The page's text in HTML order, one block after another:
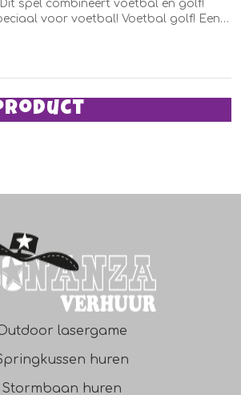
spel combineert voetbal en golf!
voor voetbal! Voetbal golf! Een
lasergame
huren
Stormbaan huren